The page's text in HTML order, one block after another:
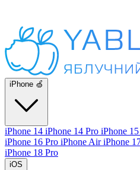
iPhone 🍏
iPhone 14 iPhone 14 Pro iPhone
iPhone 16 Pro iPhone AiriPhone
iPhone 18 Pro
iOS